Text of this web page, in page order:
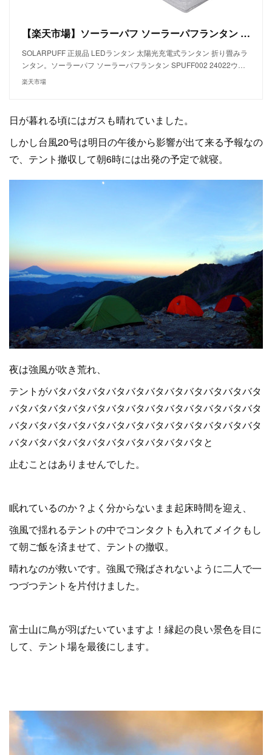
【楽天市場】ソーラーパフ ソーラーパフランタン SPUFF002 24022ウォームライト 24023クールブライト：アウトドアーズ・コンパス
SOLARPUFF 正規品 LEDランタン 太陽光充電式ランタン 折り畳みラ
ンタン。ソーラーパフ ソーラーパフランタン SPUFF002 24022ウ…
楽天市場
日が暮れる頃にはガスも晴れていました。
しかし台風20号は明日の午後から影響が出て来る予報なの
で、テント撤収して朝6時には出発の予定で就寝。
夜は強風が吹き荒れ、
テントがバタバタバタバタバタバタバタバタバタバタバタ
バタバタバタバタバタバタバタバタバタバタバタバタバタ
バタバタバタバタバタバタバタバタバタバタバタバタバタ
バタバタバタバタバタバタバタバタバタバタと
止むことはありませんでした。
眠れているのか？よく分からないまま起床時間を迎え、
強風で揺れるテントの中でコンタクトも入れてメイクもし
て朝ご飯を済ませて、テントの撤収。
晴れなのが救いです。強風で飛ばされないように二人で一
つづつテントを片付けました。
富士山に鳥が羽ばたいていますよ！縁起の良い景色を目に
して、テント場を最後にします。